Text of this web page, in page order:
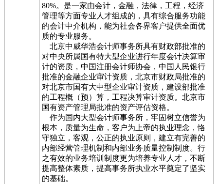
80%。是一家由会计，金融，法律，工程，经济
管理等方面专业人才组成的，具有综合服务功能
的会计中介机构，能为社会各界客户提供全面优
质的专业服务。
北京中威华浩会计师事务所具有财政部批准的
对中央所属国有特大型企业进行年度会计决算审
计的资质，中国注册会计师协会，中国人民银行
批准的金融企业审计资质，北京市财政局批准的
对北京市国有大中型企业审计资质，建设部批准
的工程概（预）算，工程决算审计资质。北京市
国有资产管理局批准的资产评估资格。
作为国内大型会计师事务所，牢固树立信誉为
根本，质量为生命，客户为上帝的执业理念，恪
守独立，客观，公正的执业原则，建立有完善的
内部经营管理机制和内部业务质量控制制度。行
之有效的业务培训制度更为培养专业人才，不断
提高整体素质，提高事务所执业水平奠定了坚实
的基础。